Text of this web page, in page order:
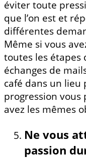
éviter toute
que l’on est et
différentes
Même si vous
toutes les étapes
échanges de
café dans un lieu
progression
avez les mêmes
Ne vous
passion